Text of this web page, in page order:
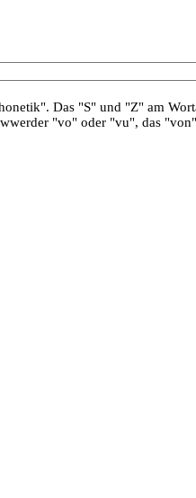
Das "S" und "Z" am
"vo" oder "vu", das